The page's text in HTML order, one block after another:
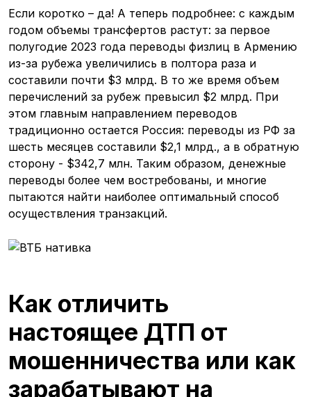
Если коротко – да! А теперь подробнее: с каждым
годом объемы трансфертов растут: за первое
полугодие 2023 года переводы физлиц в Армению
из-за рубежа увеличились в полтора раза и
составили почти $3 млрд. В то же время объем
перечислений за рубеж превысил $2 млрд. При
этом главным направлением переводов
традиционно остается Россия: переводы из РФ за
шесть месяцев составили $2,1 млрд., а в обратную
сторону - $342,7 млн. Таким образом, денежные
переводы более чем востребованы, и многие
пытаются найти наиболее оптимальный способ
осуществления транзакций.
Как отличить
настоящее ДТП от
мошенничества или как
зарабатывают на